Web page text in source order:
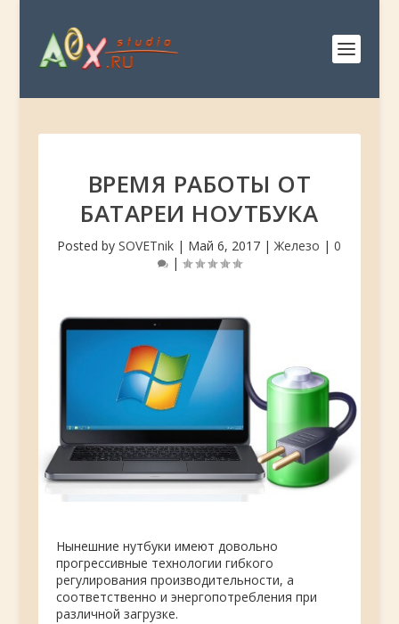
ВРЕМЯ РАБОТЫ ОТ
БАТАРЕИ НОУТБУКА
Posted bySOVETnik | Май 6, 2017 |Железо |0
|
Нынешние нутбуки имеют довольно
прогрессивные технологии гибкого
регулирования производительности, а
соответственно и энергопотребления при
различной загрузке.